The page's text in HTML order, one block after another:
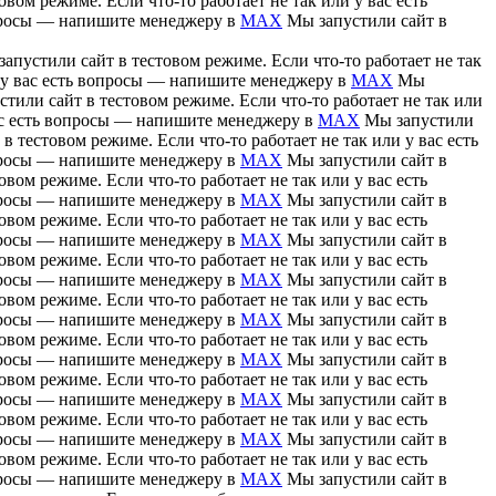
— напишите менеджеру в MAX Мы запустили сайт в
сайт в тестовом режиме. Если что-то работает не так
вас есть вопросы — напишите менеджеру в MAX Мы
сайт в тестовом режиме. Если что-то работает не так или
есть вопросы — напишите менеджеру в MAX Мы запустили
тестовом режиме. Если что-то работает не так или у вас есть
— напишите менеджеру в MAX Мы запустили сайт в
режиме. Если что-то работает не так или у вас есть
— напишите менеджеру в MAX Мы запустили сайт в
режиме. Если что-то работает не так или у вас есть
— напишите менеджеру в MAX Мы запустили сайт в
режиме. Если что-то работает не так или у вас есть
— напишите менеджеру в MAX Мы запустили сайт в
режиме. Если что-то работает не так или у вас есть
— напишите менеджеру в MAX Мы запустили сайт в
режиме. Если что-то работает не так или у вас есть
— напишите менеджеру в MAX Мы запустили сайт в
режиме. Если что-то работает не так или у вас есть
— напишите менеджеру в MAX Мы запустили сайт в
режиме. Если что-то работает не так или у вас есть
— напишите менеджеру в MAX Мы запустили сайт в
режиме. Если что-то работает не так или у вас есть
— напишите менеджеру в MAX Мы запустили сайт в